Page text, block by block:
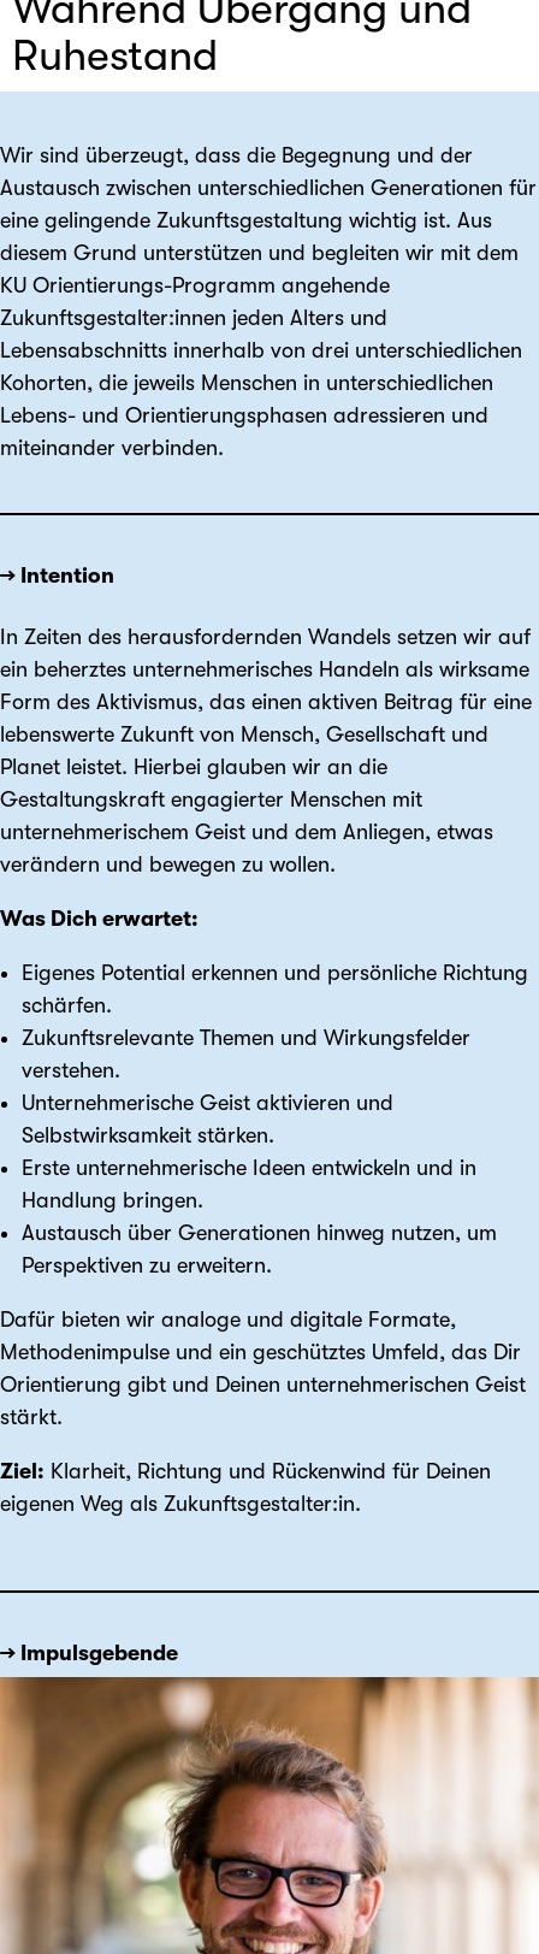
Ruhestand
Wir sind überzeugt, dass die Begegnung und der
Austausch zwischen unterschiedlichen Generationen für
eine gelingende Zukunftsgestaltung wichtig ist. Aus
diesem Grund unterstützen und begleiten wir mit dem
KU Orientierungs-Programm angehende
Zukunftsgestalter:innen jeden Alters und
Lebensabschnitts innerhalb von drei unterschiedlichen
Kohorten, die jeweils Menschen in unterschiedlichen
Lebens- und Orientierungsphasen adressieren und
miteinander verbinden.
→ Intention
In Zeiten des herausfordernden Wandels setzen wir auf
ein beherztes unternehmerisches Handeln als wirksame
Form des Aktivismus, das einen aktiven Beitrag für eine
lebenswerte Zukunft von Mensch, Gesellschaft und
Planet leistet. Hierbei glauben wir an die
Gestaltungskraft engagierter Menschen mit
unternehmerischem Geist und dem Anliegen, etwas
verändern und bewegen zu wollen.
Was Dich erwartet:
Eigenes Potential erkennen und persönliche Richtung
schärfen.
Zukunftsrelevante Themen und Wirkungsfelder
verstehen.
Unternehmerische Geist aktivieren und
Selbstwirksamkeit stärken.
Erste unternehmerische Ideen entwickeln und in
Handlung bringen.
Austausch über Generationen hinweg nutzen, um
Perspektiven zu erweitern.
Dafür bieten wir analoge und digitale Formate,
Methodenimpulse und ein geschütztes Umfeld, das Dir
Orientierung gibt und Deinen unternehmerischen Geist
stärkt.
Ziel: Klarheit, Richtung und Rückenwind für Deinen
eigenen Weg als Zukunftsgestalter:in.
→ Impulsgebende